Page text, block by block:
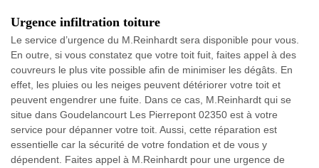
Urgence infiltration toiture
Le service d’urgence du M.Reinhardt sera disponible pour vous.
En outre, si vous constatez que votre toit fuit, faites appel à des
couvreurs le plus vite possible afin de minimiser les dégâts. En
effet, les pluies ou les neiges peuvent détériorer votre toit et
peuvent engendrer une fuite. Dans ce cas, M.Reinhardt qui se
situe dans Goudelancourt Les Pierrepont 02350 est à votre
service pour dépanner votre toit. Aussi, cette réparation est
essentielle car la sécurité de votre fondation et de vous y
dépendent. Faites appel à M.Reinhardt pour une urgence de